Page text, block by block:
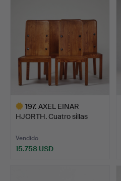
197. AXEL EINAR
HJORTH. Cuatro sillas
Vendido
15.758 USD